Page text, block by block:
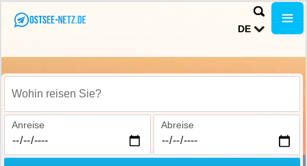
DE
Wohin reisen Sie?
Anreise Abreise